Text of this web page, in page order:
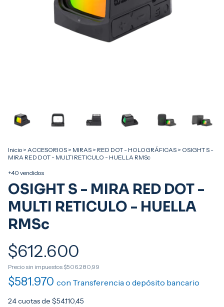
Inicio > ACCESORIOS > MIRAS > RED DOT - HOLOGRÁFICAS > OSIGHT S -
MIRA RED DOT - MULTI RETICULO - HUELLA RMSc
+40 vendidos
OSIGHT S - MIRA RED DOT -
MULTI RETICULO - HUELLA
RMSc
$612.600
Precio sin impuestos$506.280,99
$581.970 con Transferencia o depósito bancario
24cuotas de $54.110,45